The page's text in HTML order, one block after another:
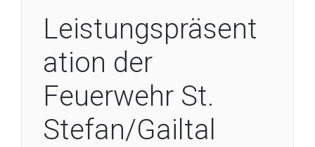
Leistungspräsent
ation der
Feuerwehr St.
Stefan/Gailtal